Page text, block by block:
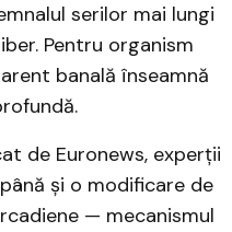
serilor mai lungi
Pentru organism
banală înseamnă
de Euronews, experții
și o modificare de
— mecanismul